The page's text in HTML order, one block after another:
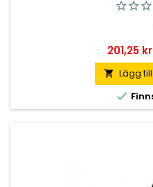
Pris
201,25 kr
 Lägg
